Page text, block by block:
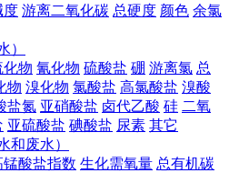
度 游离二氧化碳 总硬度 颜色 余氯
）
化物 氰化物 硫酸盐 硼 游离氯 总
物 溴化物 氯酸盐 高氯酸盐 溴酸
盐氮 亚硝酸盐 卤代乙酸 硅 二氧
亚硫酸盐 碘酸盐 尿素 其它
和废水）
锰酸盐指数 生化需氧量 总有机碳